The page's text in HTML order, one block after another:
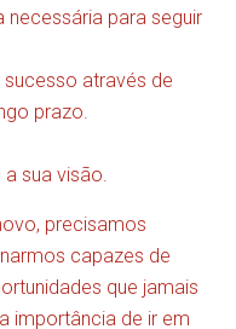
necessária para seguir
através de
prazo.
sua visão.
precisamos
capazes de
que jamais
importância de ir em